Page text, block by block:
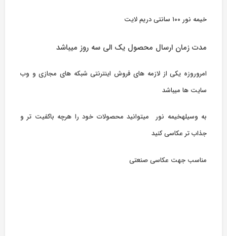
خیمه نور ۱۰۰ سانتی دریم لایت
مدت زمان ارسال محصول یک الی سه روز میباشد
امروروزه یکی از لازمه های فروش اینترنتی شبکه های مجازی و وب
سایت ها میباشد
به وسیلهخیمه نور میتوانید محصولات خود را هرچه باکفیت تر و
جذاب تر عکاسی کنید
مناسب جهت عکاسی صنعتی